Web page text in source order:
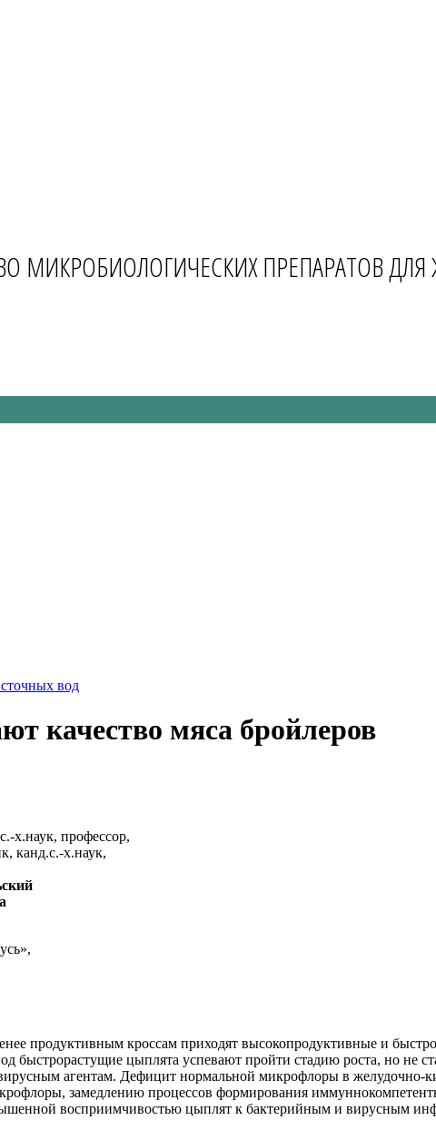
МИКРОБИОЛОГИЧЕСКИХ ПРЕПАРАТОВ
вод
качество мяса бройлеров
х.наук, профессор,
канд.с.-х.наук,
продуктивным кроссам приходят высокопродуктивные и
быстрорастущие цыплята успевают пройти стадию роста, но
агентам. Дефицит нормальной микрофлоры в
замедлению процессов формирования
восприимчивостью цыплят к бактерийным и вирусным